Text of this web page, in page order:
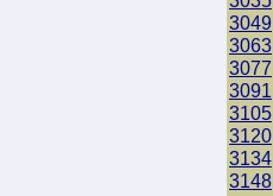
3049
3063
3077
3091
3105
3120
3134
3148